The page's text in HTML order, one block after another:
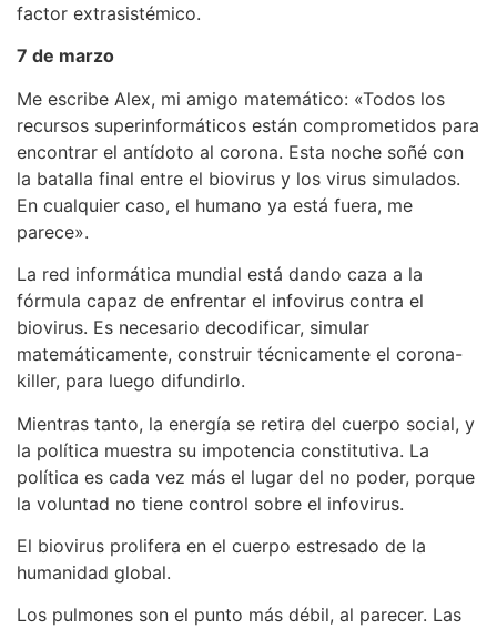
factor extrasistémico.
7 de marzo
Me escribe Alex, mi amigo matemático: «Todos los
recursos superinformáticos están comprometidos para
encontrar el antídoto al corona. Esta noche soñé con
la batalla final entre el biovirus y los virus simulados.
En cualquier caso, el humano ya está fuera, me
parece».
La red informática mundial está dando caza a la
fórmula capaz de enfrentar el infovirus contra el
biovirus. Es necesario decodificar, simular
matemáticamente, construir técnicamente el corona-
killer, para luego difundirlo.
Mientras tanto, la energía se retira del cuerpo social, y
la política muestra su impotencia constitutiva. La
política es cada vez más el lugar del no poder, porque
la voluntad no tiene control sobre el infovirus.
El biovirus prolifera en el cuerpo estresado de la
humanidad global.
Los pulmones son el punto más débil, al parecer. Las